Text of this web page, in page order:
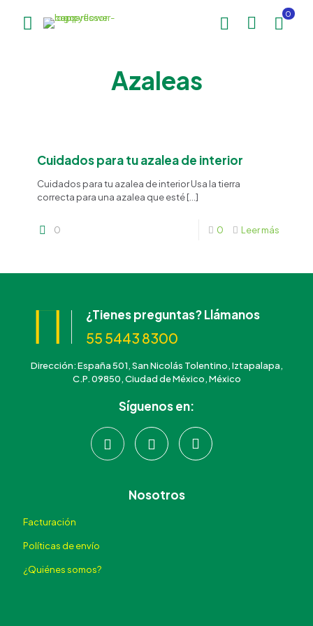
0
Azaleas
Cuidados para tu azalea de interior
Cuidados para tu azalea de interior Usa la tierra
correcta para una azalea que esté[…]
0 0 Leer más
¿Tienes preguntas? Llámanos
55 5443 8300
Dirección: España 501, San Nicolás Tolentino, Iztapalapa,
C.P. 09850, Ciudad de México, México
Síguenos en:
Nosotros
Facturación
Políticas de envío
¿Quiénes somos?
Happy Flower Agente IA
¿En qué podemos ayudarte?